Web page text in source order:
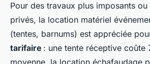
Pour des travaux plus imposants ou
privés, la location matériel
(tentes, barnums) est appréciée
tarifaire : une tente réceptive coûte